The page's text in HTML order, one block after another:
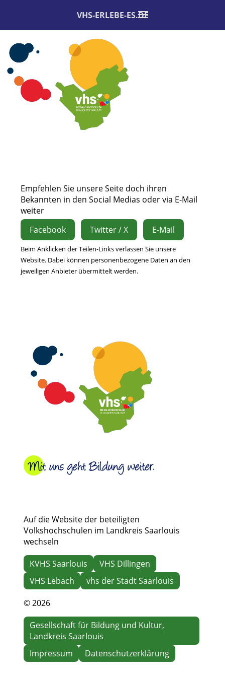
VHS-ERLEBE-ES.DE
Empfehlen Sie unsere Seite doch ihren
Bekannten in den Social Medias oder via E-Mail
weiter
Facebook
Twitter / X E-Mail
Beim Anklicken der Teilen-Links verlassen Sie unsere
Website. Dabei können personenbezogene Daten an den
jeweiligen Anbieter übermittelt werden.
Auf die Website der beteiligten
Volkshochschulen im Landkreis Saarlouis
wechseln
KVHS Saarlouis
VHS Dillingen
VHS Lebach
vhs der Stadt Saarlouis
© 2026
Gesellschaft für Bildung und Kultur,
Landkreis Saarlouis
Impressum
Datenschutzerklärung